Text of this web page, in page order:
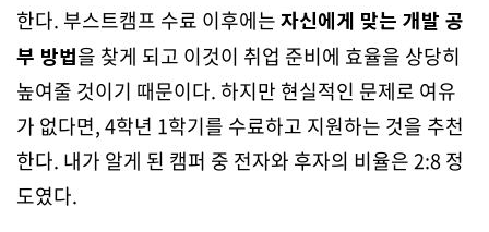
한다. 부스트캠프 수료 이후에는자신에게 맞는 개발 공
부 방법을 찾게 되고 이것이 취업 준비에 효율을 상당히
높여줄 것이기 때문이다. 하지만 현실적인 문제로 여유
가 없다면, 4학년 1학기를 수료하고 지원하는 것을 추천
한다. 내가 알게 된 캠퍼 중 전자와 후자의 비율은 2:8 정
도였다.